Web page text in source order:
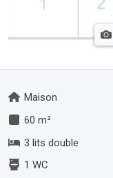
Maison
60 m²
3 lits double
1 WC